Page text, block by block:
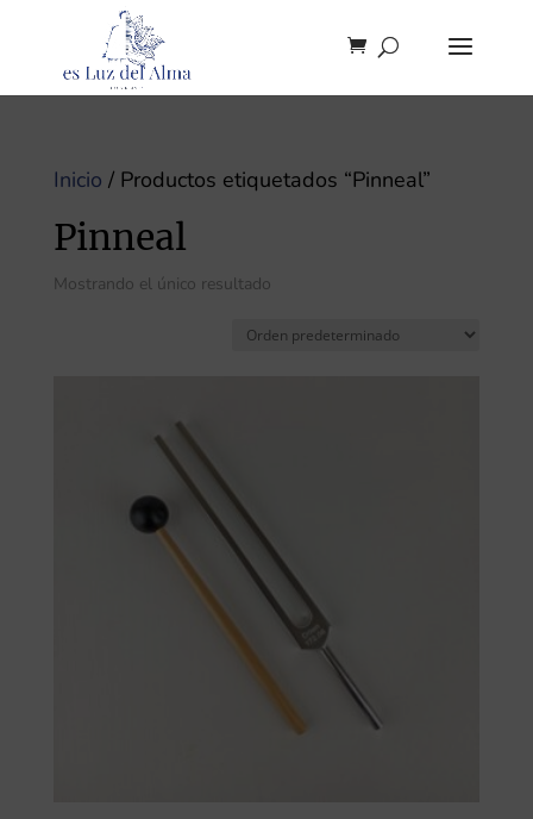
Inicio / Productos etiquetados “Pinneal”
Pinneal
Mostrando el único resultado